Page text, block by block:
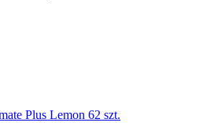
Plus Lemon 62 szt.